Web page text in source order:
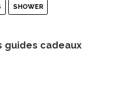
SHOWER
guides cadeaux